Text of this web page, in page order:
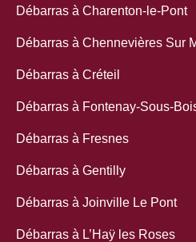
Débarras à Charenton-le-Pont
Débarras à Chennevières Sur
Débarras à Créteil
Débarras à Fontenay-Sous-
Débarras à Fresnes
Débarras à Gentilly
Débarras à Joinville Le Pont
Débarras à L’Haÿ les Roses